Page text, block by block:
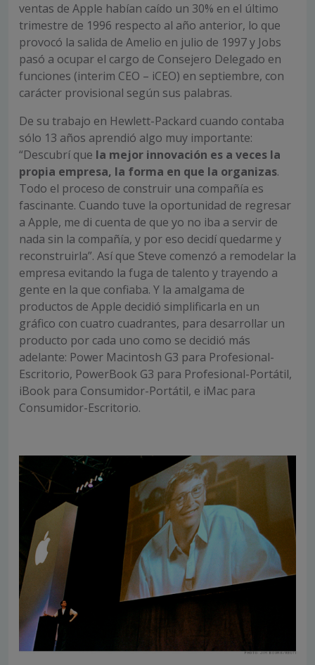
ventas de Apple habían caído un 30% en el último
trimestre de 1996 respecto al año anterior, lo que
provocó la salida de Amelio en julio de 1997 y Jobs
pasó a ocupar el cargo de Consejero Delegado en
funciones (interim CEO – iCEO) en septiembre, con
carácter provisional según sus palabras.
De su trabajo en Hewlett-Packard cuando contaba
sólo 13 años aprendió algo muy importante:
“Descubrí que la mejor innovación es a veces la
propia empresa, la forma en que la organizas.
Todo el proceso de construir una compañía es
fascinante. Cuando tuve la oportunidad de regresar
a Apple, me di cuenta de que yo no iba a servir de
nada sin la compañía, y por eso decidí quedarme y
reconstruirla”. Así que Steve comenzó a remodelar la
empresa evitando la fuga de talento y trayendo a
gente en la que confiaba. Y la amalgama de
productos de Apple decidió simplificarla en un
gráfico con cuatro cuadrantes, para desarrollar un
producto por cada uno como se decidió más
adelante: Power Macintosh G3 para Profesional-
Escritorio, PowerBook G3 para Profesional-Portátil,
iBook para Consumidor-Portátil, e iMac para
Consumidor-Escritorio.